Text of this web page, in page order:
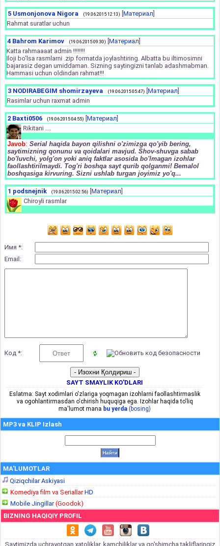
5 Usmonjonova Nigora (19.06.2015 12:13) Материал
Rahmat suratlar uchun
4 Bahrom Karimov (19.06.2015 09:30) Материал
Katta rahmaaaat admin !!!!!!!!
Iloji bo'lsa rasmlarni .zip formatda joylashtiring. Albatta bu iltimosimni
bajarasiz degan umiddaman. Sizning saytingizni tanlab adashmabman.
Hammasi uchun oldindan rahmat!!!
3 NODIRABEGIM shomirzayeva (19.06.2015 05:47) Материал
Rasimlar uchun raxmat admin
2 Baxti0506 (19.06.2015 04:55) Материал
Rikitani ....
Javob: Serial haqida bayon qilishni o'zimizga qo'yib bering,
saytimizning qonunu va qoidalari mavjud. Shov-shuvga sabab
bo'luvchi, yolg'on yoki aniq faktlar asosida bo'lmagan izohlar
faollashtirilmaydi. Tog'ri boshqa sayt qurib qolganmi! Bemalol
boshqasiga kirvuring. Sizni ushlab turgan joyimiz yo'q...
1 podsnejnik (19.06.2015 02:56) Материал
Chiroyli rasmlar
Имя *:
Email:
Код *:
SAYT SMAYLIK KO'DLARI
Eslatma: Sayt xodimlari o'zlariga yoqmagan izohlarni faollashtirmaslik
va ogohlantirmasdan o'chirish huquqiga ega. Izohlar haqida to'liq
ma'lumot mana bu yerda (bosing)
MP3 va KLIP Izlash
MA'LUMOTLAR
Qiziqchilar Askiyasi
Komediya film va SeriallarHD
Mobile Jingillar(Goodok)
BIZNING HAQIQIY PROFIL
Saytimizda uchrayotgan xatoliklar, kamchiliklar va qo'shimcha takliflaringiz